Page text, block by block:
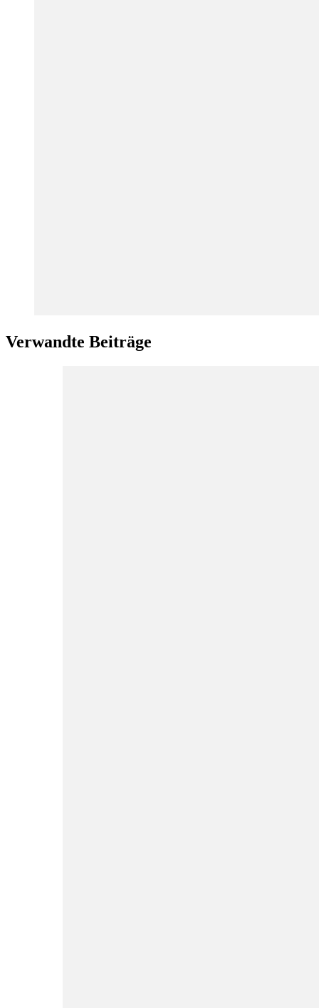
Verwandte Beiträge